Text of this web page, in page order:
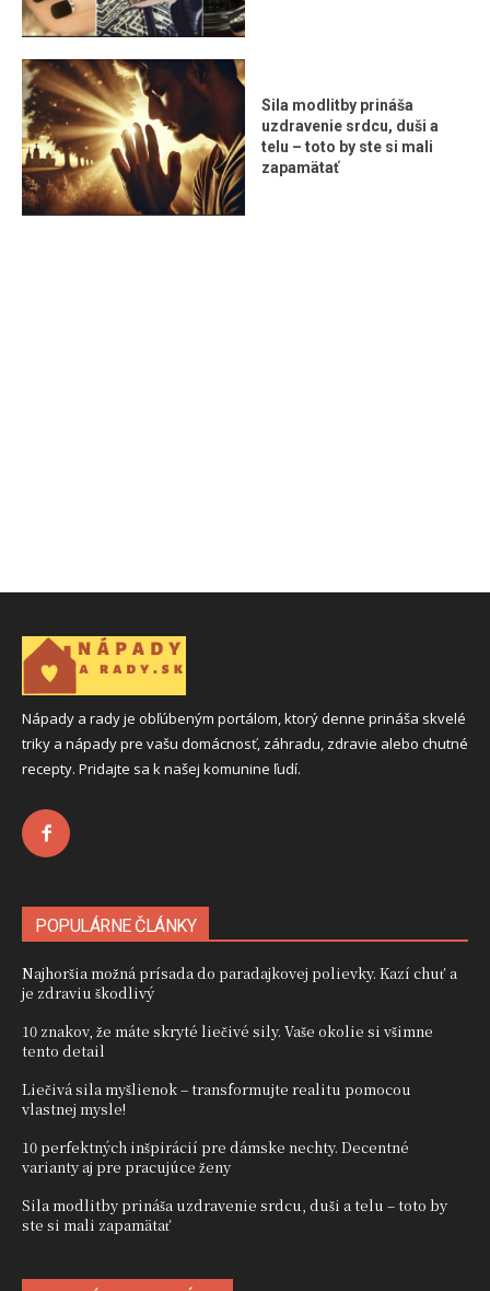
Sila modlitby prináša
uzdravenie srdcu, duši a
telu – toto by ste si mali
zapamätať
Nápady a rady je obľúbeným portálom, ktorý denne prináša skvelé
triky a nápady pre vašu domácnosť, záhradu, zdravie alebo chutné
recepty. Pridajte sa k našej komunine ľudí.
POPULÁRNE ČLÁNKY
Najhoršia možná prísada do paradajkovej polievky. Kazí chuť a
je zdraviu škodlivý
10 znakov, že máte skryté liečivé sily. Vaše okolie si všimne
tento detail
Liečivá sila myšlienok – transformujte realitu pomocou
vlastnej mysle!
10 perfektných inšpirácií pre dámske nechty. Decentné
varianty aj pre pracujúce ženy
Sila modlitby prináša uzdravenie srdcu, duši a telu – toto by
ste si mali zapamätať